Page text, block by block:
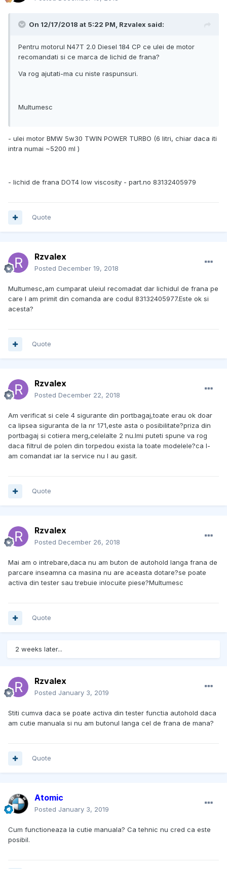
On 12/17/2018 at 5:22 PM, Rzvalex said:
Pentru motorul N47T 2.0 Diesel 184 CP ce ulei de motor
recomandati si ce marca de lichid de frana?
Va rog ajutati-ma cu niste raspunsuri.
Multumesc
- ulei motor BMW 5w30 TWIN POWER TURBO (6 litri, chiar daca iti
intra numai ~5200 ml )
- lichid de frana DOT4 low viscosity - part.no 83132405979
Quote
Rzvalex
Posted December 19, 2018
Multumesc,am cumparat uleiul recomadat dar lichidul de frana pe
care l am primit din comanda are codul 83132405977.Este ok si
acesta?
Quote
Rzvalex
Posted December 22, 2018
Am verificat si cele 4 sigurante din portbagaj,toate erau ok doar
ca lipsea siguranta de la nr 171,este asta o posibilitate?priza din
portbagaj si cotiera merg,celelalte 2 nu.Imi puteti spune va rog
daca filtrul de polen din torpedou exista la toate modelele?ca l-
am comandat iar la service nu l au gasit.
Quote
Rzvalex
Posted December 26, 2018
Mai am o intrebare,daca nu am buton de autohold langa frana de
parcare inseamna ca masina nu are aceasta dotare?se poate
activa din tester sau trebuie inlocuite piese?Multumesc
Quote
2 weeks later...
Rzvalex
Posted January 3, 2019
Stiti cumva daca se poate activa din tester functia autohold daca
am cutie manuala si nu am butonul langa cel de frana de mana?
Quote
Atomic
Posted January 3, 2019
Cum functioneaza la cutie manuala? Ca tehnic nu cred ca este
posibil.